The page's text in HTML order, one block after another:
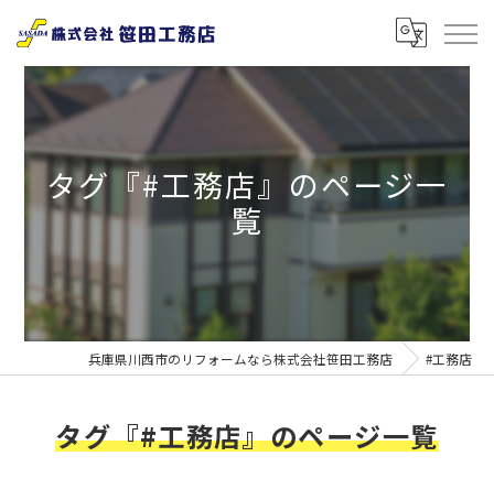
タグ『#工務店』のページ一
覧
兵庫県川西市のリフォームなら株式会社笹田工務店 #工務店
タグ『#工務店』のページ一覧